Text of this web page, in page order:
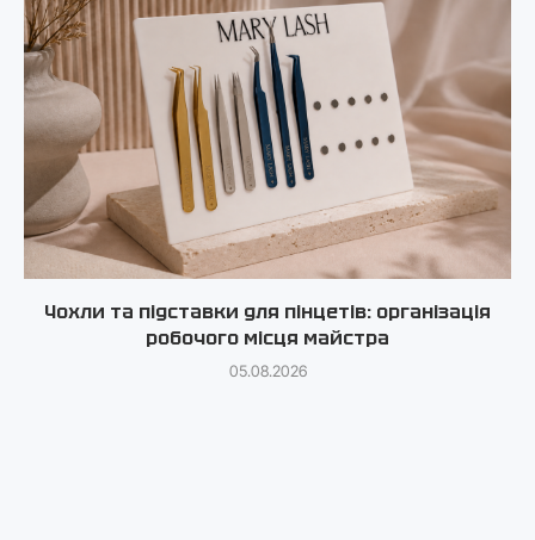
Чохли та підставки для пінцетів: організація
робочого місця майстра
05.08.2026